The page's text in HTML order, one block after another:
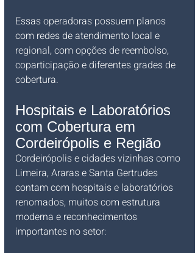
Essas operadoras possuem planos
com redes de atendimento local e
regional, com opções de reembolso,
coparticipação e diferentes grades de
cobertura.
Hospitais e Laboratórios
com Cobertura em
Cordeirópolis e Região
Cordeirópolis e cidades vizinhas como
Limeira, Araras e Santa Gertrudes
contam com hospitais e laboratórios
renomados, muitos com estrutura
moderna e reconhecimentos
importantes no setor: